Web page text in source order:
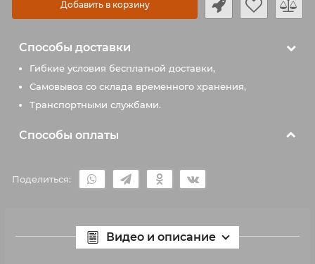
Добавить в корзину
Способы доставки
Гибкие условия бесплатной доставки,
Самовывоз со склада временного хранения,
Транспортными службами.
Способы оплаты
Поделиться:
Видео и описание